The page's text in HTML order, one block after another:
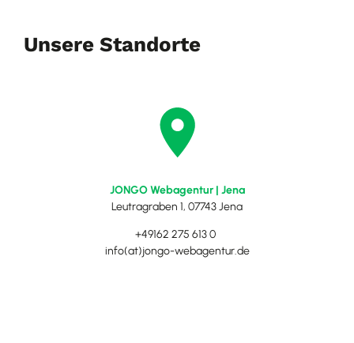
Unsere Standorte
JONGO Webagentur | Jena
Leutragraben 1, 07743 Jena
+49162 275 613 0
info(at)jongo-webagentur.de